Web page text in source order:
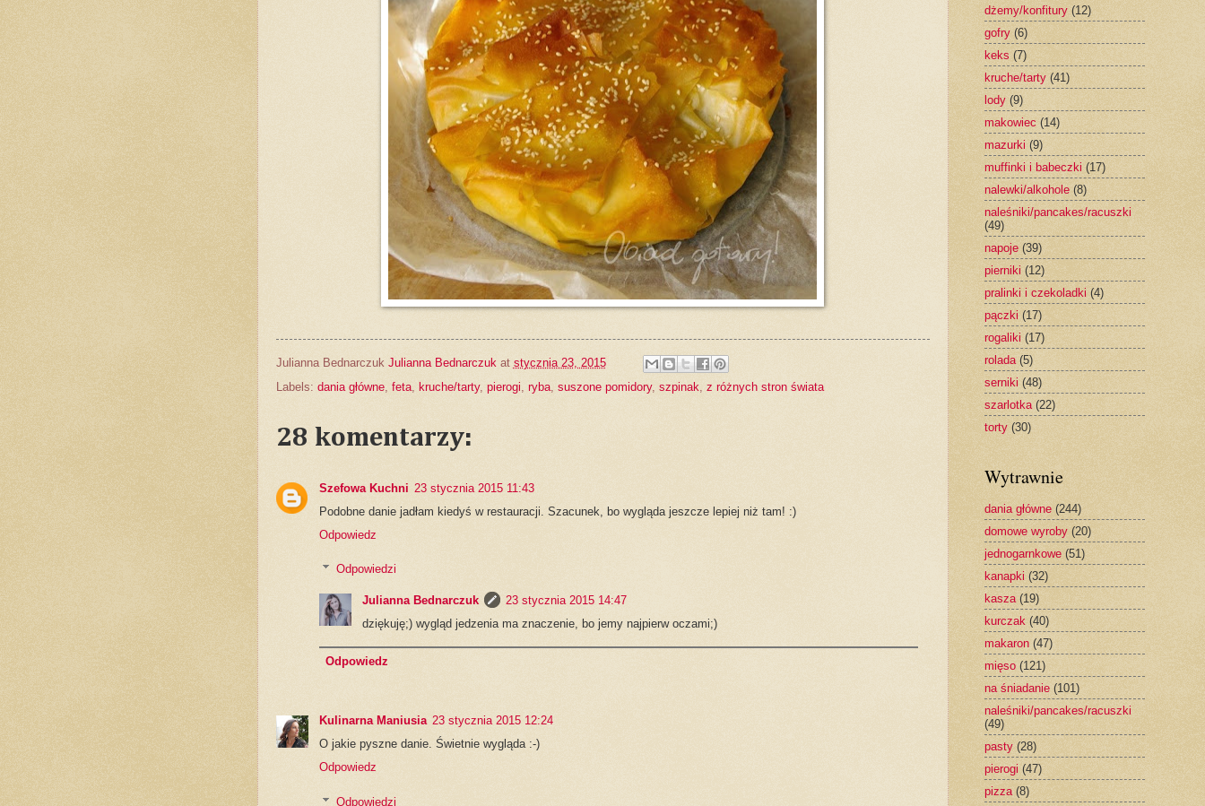
Julianna Bednarczuk Julianna Bednarczuk at stycznia 23, 2015
Labels: dania główne, feta, kruche/tarty, pierogi ryba, suszone pomidory, szpinak z różnych stron świata
28 komentarzy:
Szefowa Kuchni 23 stycznia 2015 11:43
Podobne danie jadłam kiedyś w restauracji. Szacunek, bo wygląda jeszcze lepiej niż tam! :)
Odpowiedz
Odpowiedzi
Julianna Bednarczuk
23 stycznia 2015 14:47
dziękuję;) wygląd jedzenia ma znaczenie, bo jemy najpierw oczami;)
Odpowiedz
Kulinarna Maniusia 23 stycznia 2015 12:24
O jakie pyszne danie. Świetnie wygląda :-)
Odpowiedz
Odpowiedzi
dżemy/konfitury (12)
gofry (6)
keks (7)
kruche/tarty (41)
lody (9)
makowiec (14)
mazurki (9)
muffinki i babeczki (17)
nalewki/alkohole (8)
naleśniki/pancakes/racuszki
(49)
napoje (39)
pierniki (12)
pralinki i czekoladki (4)
pączki (17)
rogaliki (17)
rolada (5)
serniki (48)
szarlotka (22)
torty (30)
Wytrawnie
dania główne (244)
domowe wyroby (20)
jednogarnkowe (51)
kanapki (32)
kasza (19)
kurczak (40)
makaron (47)
mięso (121)
na śniadanie (101)
naleśniki/pancakes/racuszki
(49)
pasty (28)
pierogi (47)
pizza (8)